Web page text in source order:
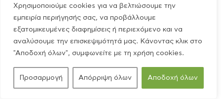
Χρησιμοποιούμε cookies για να βελτιώσουμε την
εμπειρία περιήγησής σας, να προβάλλουμε
εξατομικευμένες διαφημίσεις ή περιεχόμενο και να
αναλύσουμε την επισκεψιμότητά μας. Κάνοντας κλικ στο
"Αποδοχή όλων", συμφωνείτε με τη χρήση cookies.
Προσαρμογή Απόρριψη όλων Αποδοχή όλων